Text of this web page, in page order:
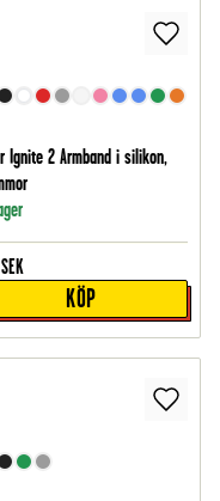
Ignite 2 Armband i silikon,
SEK
KÖP